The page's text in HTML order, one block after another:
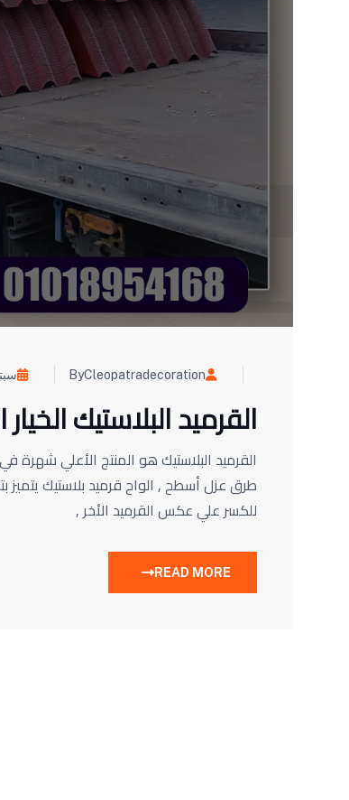
ByCleopatradecoration
القرميد البلاستيك
القرميد البلاستيك هو المنتج الأعلي شهرة
طرق عزل أسطح , الواح قرميد بلاستيك
للكسر علي عكس القرميد الأخر ,
READ MORE